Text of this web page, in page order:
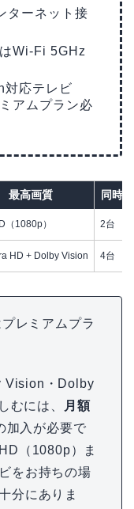
ターネット接
Wi-Fi 5GHz
応テレビ
アムプラン必
最高画質 同時
（1080p） 2台
HD + Dolby Vision 4台
レミアムプラ
Vision・Dolby
むには、
月額
加入が必要で
（1080p）ま
をお持ちの場
分にありま